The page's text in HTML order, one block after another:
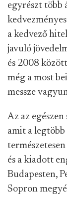
egyrészt több
a kedvező
javuló
és 2008
még a most
messze
Az az
amit a
és a kiadott
Budapesten,
Sopron